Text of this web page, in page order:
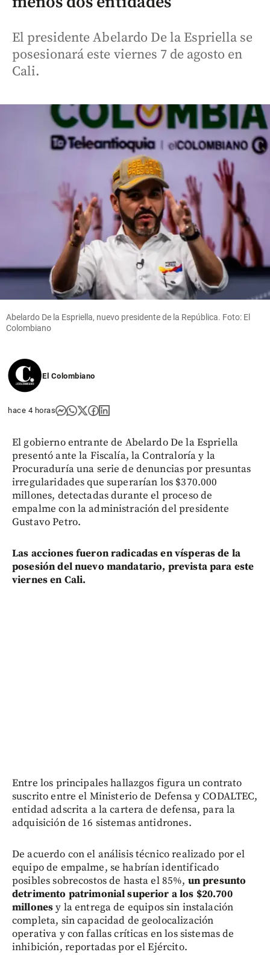
El presidente Abelardo De la Espriella se
posesionará este viernes 7 de agosto en
Cali.
Abelardo De la Espriella, nuevo presidente de la República. Foto: El
Colombiano
El Colombiano
hace 4 horas
El gobierno entrante de Abelardo De la Espriella
presentó ante la Fiscalía, la Contraloría y la
Procuraduría una serie de denuncias por presuntas
irregularidades que superarían los $370.000
millones, detectadas durante el proceso de
empalme con la administración del presidente
Gustavo Petro.
Las acciones fueron radicadas en vísperas de la
posesión del nuevo mandatario, prevista para este
viernes en Cali.
Entre los principales hallazgos figura un contrato
suscrito entre el Ministerio de Defensa y CODALTEC,
entidad adscrita a la cartera de defensa, para la
adquisición de 16 sistemas antidrones.
De acuerdo con el análisis técnico realizado por el
equipo de empalme, se habrían identificado
posibles sobrecostos de hasta el 85%, un presunto
detrimento patrimonial superior a los $20.700
millonesy la entrega de equipos sin instalación
completa, sin capacidad de geolocalización
operativa y con fallas críticas en los sistemas de
inhibición, reportadas por el Ejército.